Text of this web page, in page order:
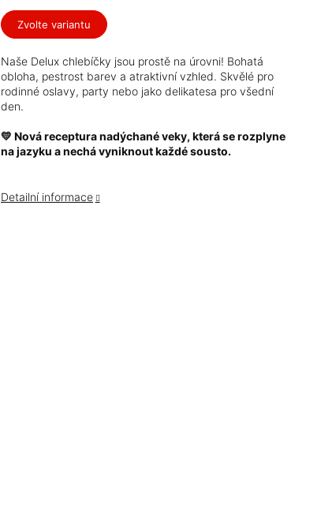
Měrná
cena:Zvolte variantu
Naše Delux chlebíčky jsou prostě na úrovni! Bohatá
obloha, pestrost barev a atraktivní vzhled. Skvělé pro
rodinné oslavy, party nebo jako delikatesa pro všední
den.
💛 Nová receptura nadýchané veky, která se rozplyne
na jazyku a nechá vyniknout každé sousto.
Detailní informace